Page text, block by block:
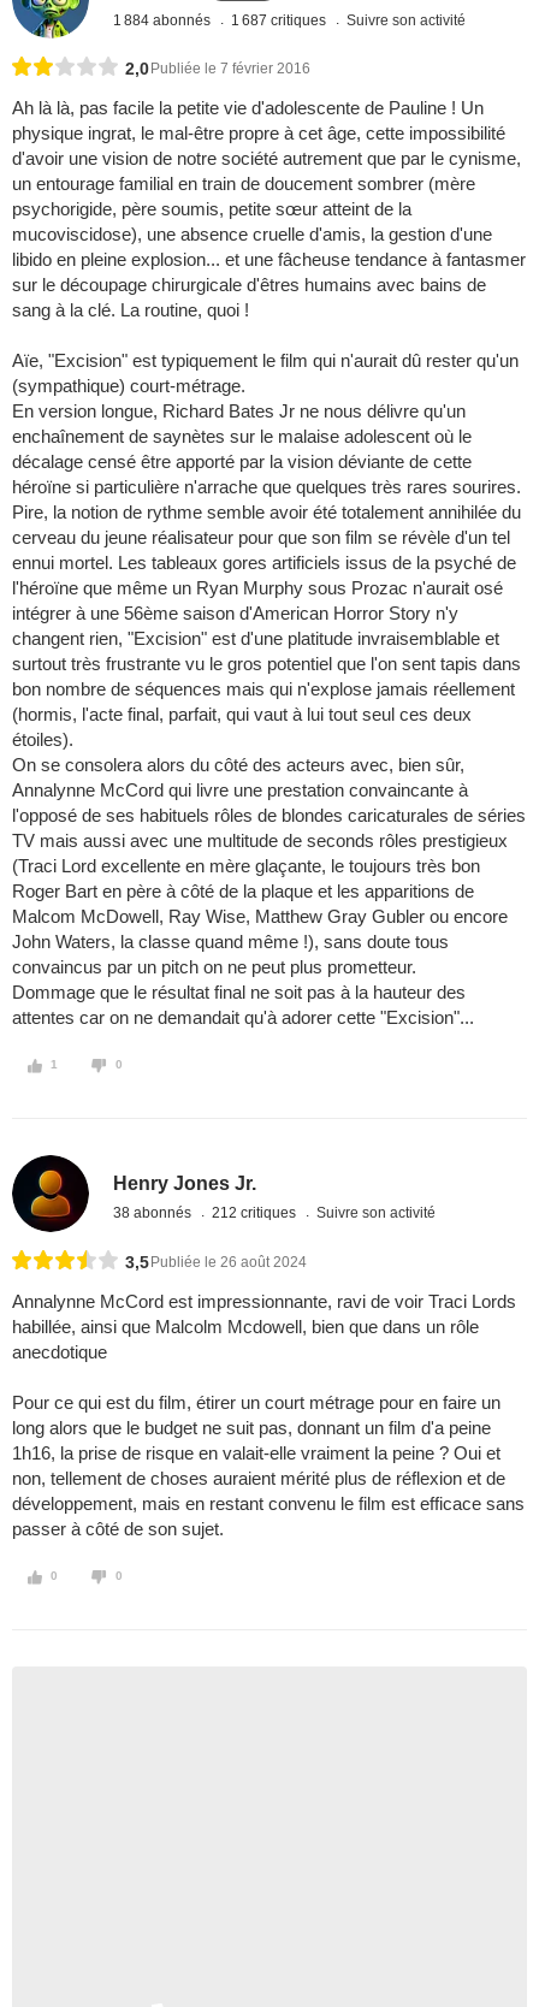
1 884 abonnés 1 687 critiques Suivre son activité
2,0 Publiée le 7 février 2016
Ah là là, pas facile la petite vie d'adolescente de Pauline ! Un
physique ingrat, le mal-être propre à cet âge, cette impossibilité
d'avoir une vision de notre société autrement que par le cynisme,
un entourage familial en train de doucement sombrer (mère
psychorigide, père soumis, petite sœur atteint de la
mucoviscidose), une absence cruelle d'amis, la gestion d'une
libido en pleine explosion... et une fâcheuse tendance à fantasmer
sur le découpage chirurgicale d'êtres humains avec bains de
sang à la clé. La routine, quoi !
Aïe, "Excision" est typiquement le film qui n'aurait dû rester qu'un
(sympathique) court-métrage.
En version longue, Richard Bates Jr ne nous délivre qu'un
enchaînement de saynètes sur le malaise adolescent où le
décalage censé être apporté par la vision déviante de cette
héroïne si particulière n'arrache que quelques très rares sourires.
Pire, la notion de rythme semble avoir été totalement annihilée du
cerveau du jeune réalisateur pour que son film se révèle d'un tel
ennui mortel. Les tableaux gores artificiels issus de la psyché de
l'héroïne que même un Ryan Murphy sous Prozac n'aurait osé
intégrer à une 56ème saison d'American Horror Story n'y
changent rien, "Excision" est d'une platitude invraisemblable et
surtout très frustrante vu le gros potentiel que l'on sent tapis dans
bon nombre de séquences mais qui n'explose jamais réellement
(hormis, l'acte final, parfait, qui vaut à lui tout seul ces deux
étoiles).
On se consolera alors du côté des acteurs avec, bien sûr,
Annalynne McCord qui livre une prestation convaincante à
l'opposé de ses habituels rôles de blondes caricaturales de séries
TV mais aussi avec une multitude de seconds rôles prestigieux
(Traci Lord excellente en mère glaçante, le toujours très bon
Roger Bart en père à côté de la plaque et les apparitions de
Malcom McDowell, Ray Wise, Matthew Gray Gubler ou encore
John Waters, la classe quand même !), sans doute tous
convaincus par un pitch on ne peut plus prometteur.
Dommage que le résultat final ne soit pas à la hauteur des
attentes car on ne demandait qu'à adorer cette "Excision"...
1 0
Henry Jones Jr.
38 abonnés 212 critiques Suivre son activité
3,5 Publiée le 26 août 2024
Annalynne McCord est impressionnante, ravi de voir Traci Lords
habillée, ainsi que Malcolm Mcdowell, bien que dans un rôle
anecdotique
Pour ce qui est du film, étirer un court métrage pour en faire un
long alors que le budget ne suit pas, donnant un film d'a peine
1h16, la prise de risque en valait-elle vraiment la peine ? Oui et
non, tellement de choses auraient mérité plus de réflexion et de
développement, mais en restant convenu le film est efficace sans
passer à côté de son sujet.
0 0